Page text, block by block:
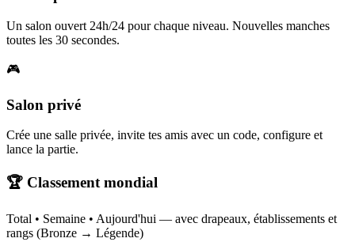
Un salon ouvert 24h/24 pour chaque niveau. Nouvelles manches
toutes les 30 secondes.
🎮
Salon privé
Crée une salle privée, invite tes amis avec un code, configure et
lance la partie.
🏆 Classement mondial
Total • Semaine • Aujourd'hui — avec drapeaux, établissements et
rangs (Bronze → Légende)